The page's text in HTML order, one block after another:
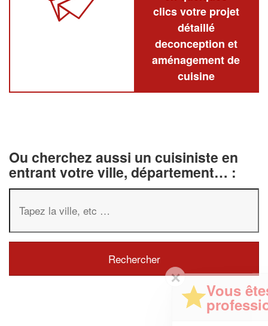
clics votre projet
détaillé
deconception et
aménagement de
cuisine
Ou cherchez aussi un cuisiniste en
entrant votre ville, département… :
✕
Vous êtes un
professionnel ?